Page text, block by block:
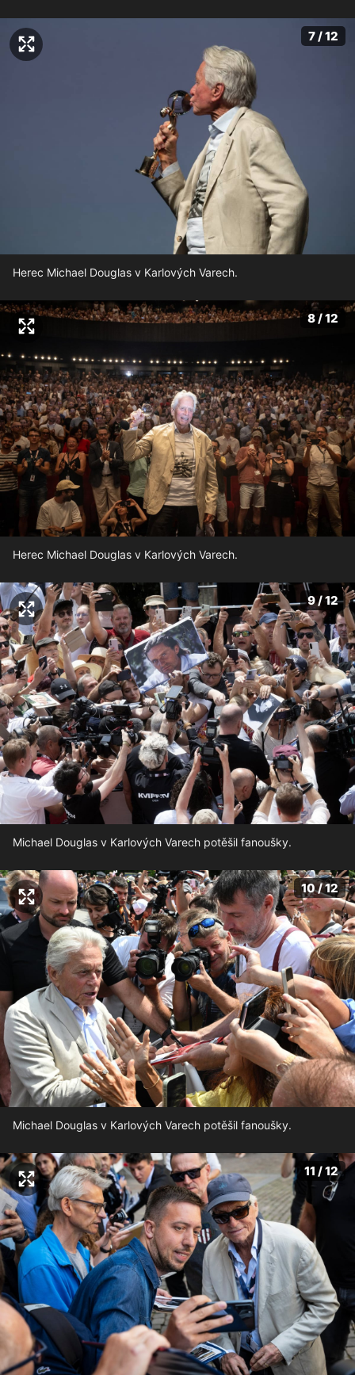
7 / 12
Herec Michael Douglas v Karlových Varech.
8 / 12
Herec Michael Douglas v Karlových Varech.
9 / 12
Michael Douglas v Karlových Varech potěšil fanoušky.
10 / 12
Michael Douglas v Karlových Varech potěšil fanoušky.
11 / 12